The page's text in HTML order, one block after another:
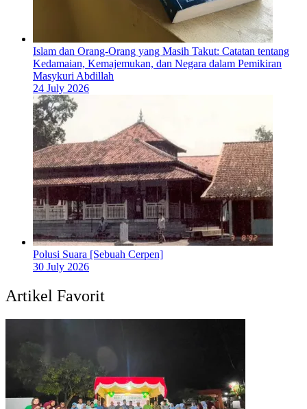
Islam dan Orang-Orang yang Masih Takut: Catatan tentang
Kedamaian, Kemajemukan, dan Negara dalam Pemikiran
Masykuri Abdillah
24 July 2026
Polusi Suara [Sebuah Cerpen]
30 July 2026
Artikel Favorit